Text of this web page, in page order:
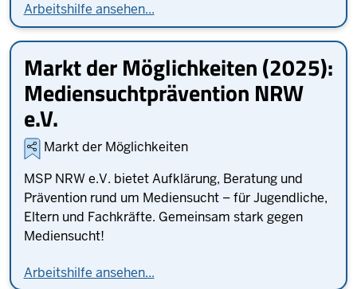
Arbeitshilfe ansehen...
Markt der Möglichkeiten (2025):
Mediensuchtprävention NRW
e.V.
Markt der Möglichkeiten
MSP NRW e.V. bietet Aufklärung, Beratung und
Prävention rund um Mediensucht – für Jugendliche,
Eltern und Fachkräfte. Gemeinsam stark gegen
Mediensucht!
Arbeitshilfe ansehen...